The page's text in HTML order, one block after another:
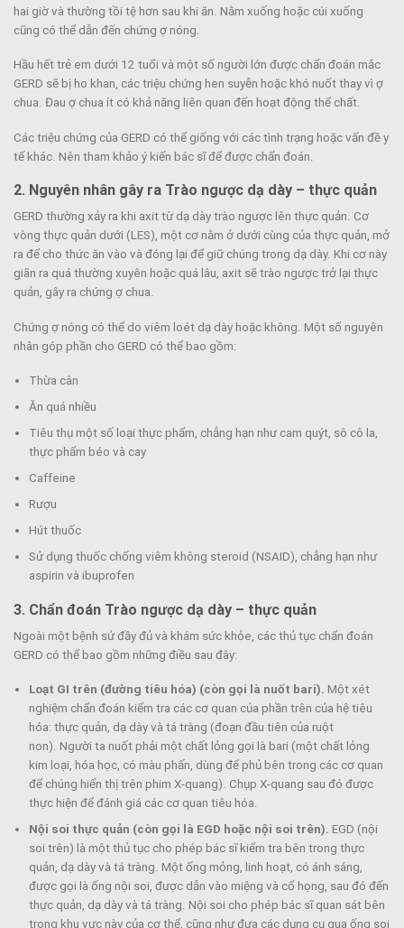
hai giờ và thường tồi tệ hơn sau khi ăn. Nằm xuống hoặc cúi xuống
cũng có thể dẫn đến chứng ợ nóng.
Hầu hết trẻ em dưới 12 tuổi và một số người lớn được chẩn đoán mắc
GERD sẽ bị ho khan, các triệu chứng hen suyễn hoặc khó nuốt thay vì ợ
chua. Đau ợ chua ít có khả năng liên quan đến hoạt động thể chất.
Các triệu chứng của GERD có thể giống với các tình trạng hoặc vấn đề y
tế khác. Nên tham khảo ý kiến ​​bác sĩ để được chẩn đoán.
2. Nguyên nhân gây ra Trào ngược dạ dày – thực quản
GERD thường xảy ra khi axit từ dạ dày trào ngược lên thực quản. Cơ
vòng thực quản dưới (LES), một cơ nằm ở dưới cùng của thực quản, mở
ra để cho thức ăn vào và đóng lại để giữ chúng trong dạ dày. Khi cơ này
giãn ra quá thường xuyên hoặc quá lâu, axit sẽ trào ngược trở lại thực
quản, gây ra chứng ợ chua.
Chứng ợ nóng có thể do viêm loét dạ dày hoặc không. Một số nguyên
nhân góp phần cho GERD có thể bao gồm:
Thừa cân
Ăn quá nhiều
Tiêu thụ một số loại thực phẩm, chẳng hạn như cam quýt, sô cô la,
thực phẩm béo và cay
Caffeine
Rượu
Hút thuốc
Sử dụng thuốc chống viêm không steroid (NSAID), chẳng hạn như
aspirin và ibuprofen
3. Chẩn đoán Trào ngược dạ dày – thực quản
Ngoài một bệnh sử đầy đủ và khám sức khỏe, các thủ tục chẩn đoán
GERD có thể bao gồm những điều sau đây:
Loạt GI trên (đường tiêu hóa) (còn gọi là nuốt bari).Một xét
nghiệm chẩn đoán kiểm tra các cơ quan của phần trên của hệ tiêu
hóa: thực quản, dạ dày và tá tràng (đoạn đầu tiên của ruột
non). Người ta nuốt phải một chất lỏng gọi là bari (một chất lỏng
kim loại, hóa học, có màu phấn, dùng để phủ bên trong các cơ quan
để chúng hiển thị trên phim X-quang). Chụp X-quang sau đó được
thực hiện để đánh giá các cơ quan tiêu hóa.
Nội soi thực quản (còn gọi là EGD hoặc nội soi trên).EGD (nội
soi trên) là một thủ tục cho phép bác sĩ kiểm tra bên trong thực
quản, dạ dày và tá tràng. Một ống mỏng, linh hoạt, có ánh sáng,
được gọi là ống nội soi, được dẫn vào miệng và cổ họng, sau đó đến
thực quản, dạ dày và tá tràng. Nội soi cho phép bác sĩ quan sát bên
trong khu vực này của cơ thể, cũng như đưa các dụng cụ qua ống soi